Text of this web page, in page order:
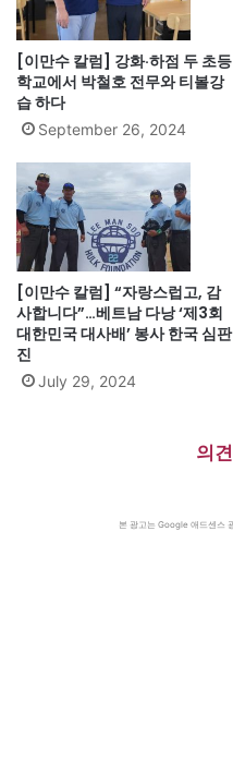
[이만수 칼럼] 강화·하점 두 초등
학교에서 박철호 전무와 티볼강
습 하다
September 26, 2024
[이만수 칼럼] “자랑스럽고, 감
사합니다”…베트남 다낭 ‘제3회
대한민국 대사배’ 봉사 한국 심판
진
July 29, 2024
의
본 광고는 Google 애드센스